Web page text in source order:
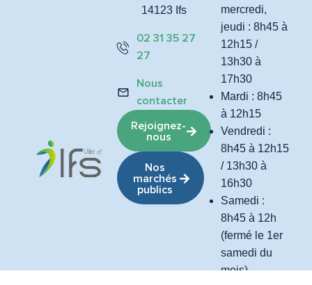
14123 Ifs
02 31 35 27
27
Nous
contacter
Rejoignez-
nous
Nos
marchés
publics
mercredi,
jeudi : 8h45 à
12h15 /
13h30 à
17h30
Mardi : 8h45
à 12h15
Vendredi :
8h45 à 12h15
/ 13h30 à
16h30
Samedi :
8h45 à 12h
(fermé le 1er
samedi du
mois)